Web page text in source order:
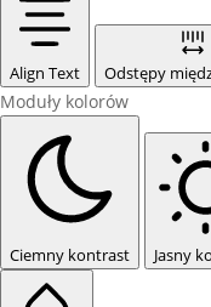
Align Text Odstępy
Moduły kolorów
Ciemny kontrast Jasny